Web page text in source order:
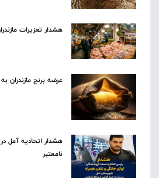
هشدار تعزیرات
عرضه برنج مازندران
هشدار اتحادیه آمل
نامعتبر